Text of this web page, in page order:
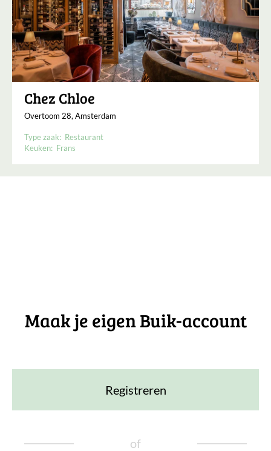
Chez Chloe
Overtoom 28, Amsterdam
Type zaak: Restaurant
Keuken: Frans
Maak je eigen Buik-account
Registreren
of